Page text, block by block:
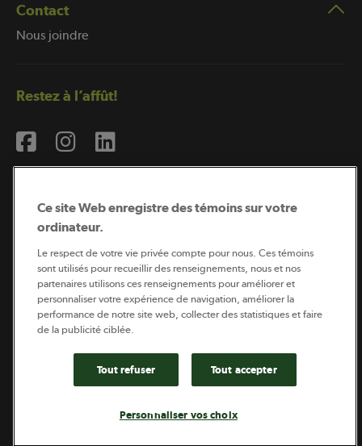
Contact
Nous joindre
Restez à l’affût!
Coopérateur est publié par Sollio Groupe Coopératif.
Il est l’outil d’information de la coopération agricole
québécoise.
Ce site Web enregistre des témoins sur votre
ordinateur.
Le respect de votre vie privée compte pour nous. Ces témoins
sont utilisés pour recueillir des renseignements, nous et nos
partenaires utilisons ces renseignements pour améliorer et
personnaliser votre expérience de navigation, améliorer la
performance de notre site web, collecter des statistiques et faire
de la publicité ciblée.
Tout refuser Tout accepter
Personnaliser vos choix